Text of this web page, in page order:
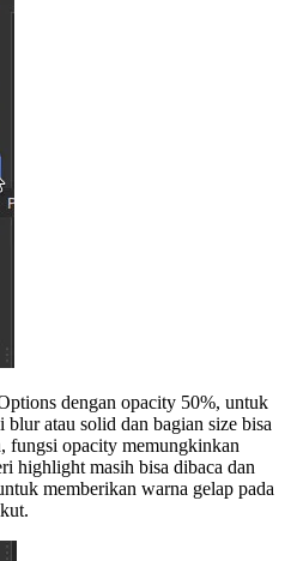
dengan opacity 50%, untuk
atau solid dan bagian size bisa
fungsi opacity memungkinkan
highlight masih bisa dibaca dan
memberikan warna gelap pada